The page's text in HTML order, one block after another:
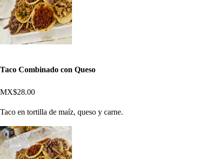
Taco Combinado con Queso
MX$28.00
Taco en tortilla de maíz, queso y carne.